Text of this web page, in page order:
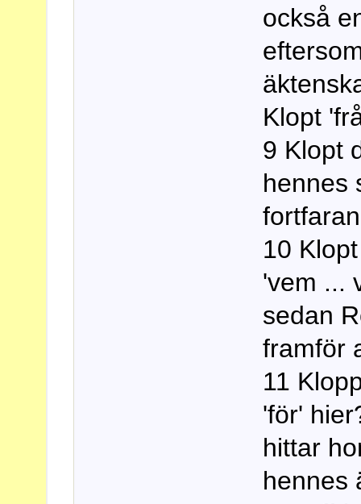
också
Klopt
9 Klopt
hennes
10
'vem ...
sedan
framför
11
'för'
hittar
hennes